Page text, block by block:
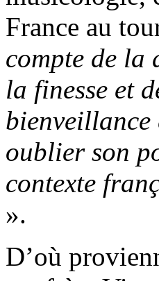
France au
compte de la
la finesse et
bienveillance
oublier son
contexte
».
D’où